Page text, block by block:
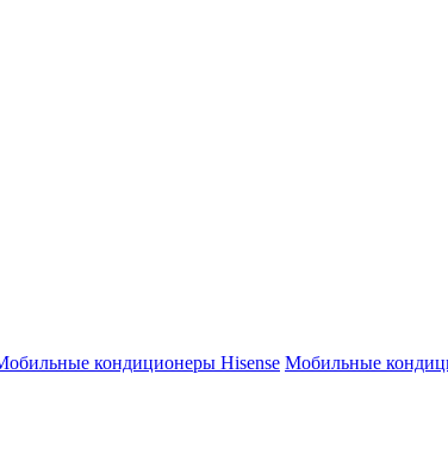
кондиционеры Hisense Мобильные